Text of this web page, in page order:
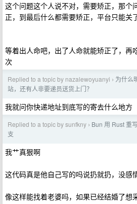
这个问题这个人说不对，需要矫正，那个
正，到最后什么都需要矫正，平台只能关
等着出人命吧，出了人命就能矫正了，再
次
Replied to a topic by nazalewoyuanyi › 为什么
站，还有人非要递员送货上门？
我就问你快递地址到底写的寄去什么地方
Replied to a topic by sunfkny › Bun 用 Rust 重
支
我艹真狠啊
这代码真是他自己写的吗说扔就扔，没感
像这样能找着老婆吗，如果已经结婚了想